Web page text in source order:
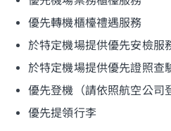
優先轉機櫃檯禮遇服務
於特定機場提供優先安檢服
於特定機場提供優先證照查
優先登機（請依照航空公司
優先提領行李